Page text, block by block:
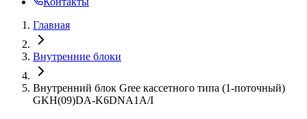
Главная
Внутренние блоки
Внутренний блок Gree кассетного типа (1-поточный)
GKH(09)DA-K6DNA1A/I